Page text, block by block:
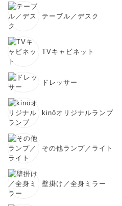
テーブル／デスク
TVキャビネット
ドレッサー
kinöオリジナルランプ
その他ランプ／ライト
壁掛け／全身ミラー